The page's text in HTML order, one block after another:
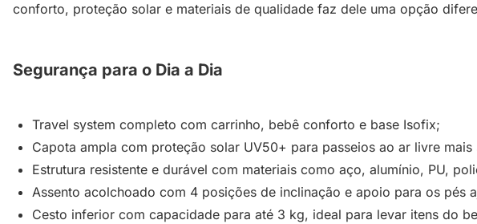
conforto, proteção solar e materiais de qualidade faz dele uma opção
Segurança para o Dia a Dia
Travel system completo com carrinho, bebê conforto e base Isofix;
Capota ampla com proteção solar UV50+ para passeios ao ar livre mais
Estrutura resistente e durável com materiais como aço, alumínio, PU,
Assento acolchoado com 4 posições de inclinação e apoio para os pés
Cesto inferior com capacidade para até 3 kg, ideal para levar itens do